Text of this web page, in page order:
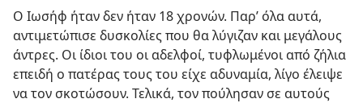
Ο Ιωσήφ ήταν δεν ήταν 18 χρονών. Παρ’ όλα αυτά,
αντιμετώπισε δυσκολίες που θα λύγιζαν και μεγάλους
άντρες. Οι ίδιοι του οι αδελφοί, τυφλωμένοι από ζήλια
επειδή ο πατέρας τους του είχε αδυναμία, λίγο έλειψε
να τον σκοτώσουν. Τελικά, τον πούλησαν σε αυτούς